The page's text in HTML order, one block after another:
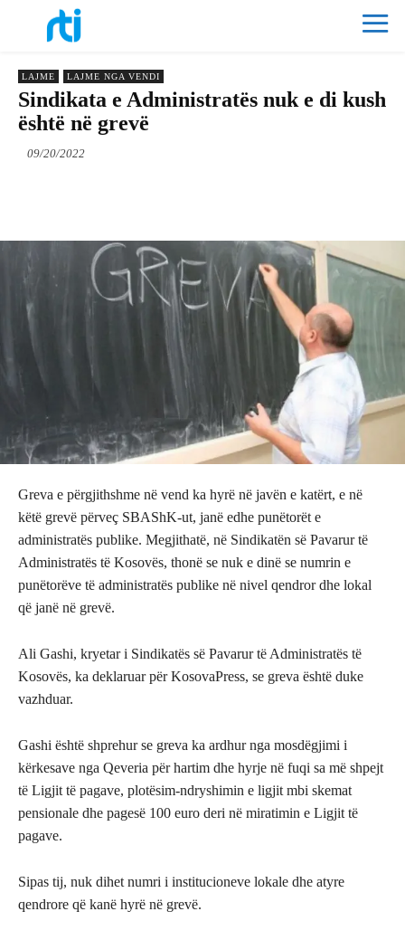
LAJME LAJME NGA VENDI
Sindikata e Administratës nuk e di kush
është në grevë
09/20/2022
Greva e përgjithshme në vend ka hyrë në javën e katërt, e në
këtë grevë përveç SBAShK-ut, janë edhe punëtorët e
administratës publike. Megjithatë, në Sindikatën së Pavarur të
Administratës të Kosovës, thonë se nuk e dinë se numrin e
punëtorëve të administratës publike në nivel qendror dhe lokal
që janë në grevë.
Ali Gashi, kryetar i Sindikatës së Pavarur të Administratës të
Kosovës, ka deklaruar për KosovaPress, se greva është duke
vazhduar.
Gashi është shprehur se greva ka ardhur nga mosdëgjimi i
kërkesave nga Qeveria për hartim dhe hyrje në fuqi sa më shpejt
të Ligjit të pagave, plotësim-ndryshimin e ligjit mbi skemat
pensionale dhe pagesë 100 euro deri në miratimin e Ligjit të
pagave.
Sipas tij, nuk dihet numri i institucioneve lokale dhe atyre
qendrore që kanë hyrë në grevë.